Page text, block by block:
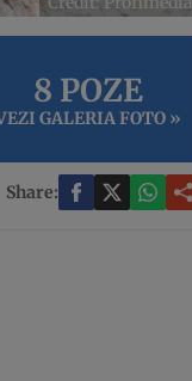
8 POZE
GALERIA FOTO »
Share: